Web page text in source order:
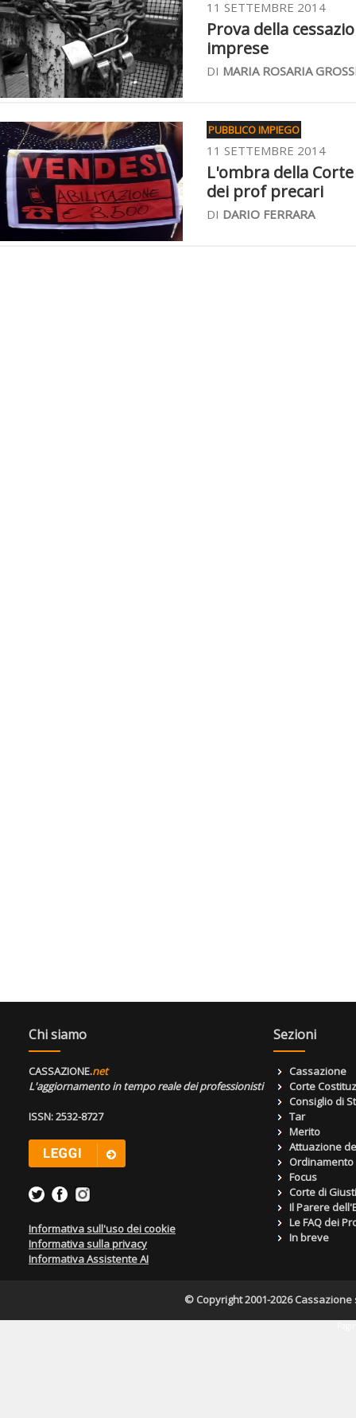
11 SETTEMBRE 2014
Prova della
imprese
DI MARIA ROSARIA
PUBBLICO IMPIEGO
11 SETTEMBRE 2014
L'ombra della
dei prof precari
DI DARIO FERRARA
Chi siamo
CASSAZIONE.net
L'aggiornamento in tempo reale dei professionisti
ISSN: 2532-8727
Informativa sull'uso dei cookie
Informativa sulla privacy
Informativa Assistente AI
Sezioni
Cassazione
Corte
Consiglio di
Tar
Merito
Attuazione
Focus
Corte di
Il Parere
Le FAQ dei
In breve
© Copyright 2001-2026 Cassazione